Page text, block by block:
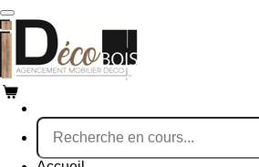
Passer
au
contenu
principal